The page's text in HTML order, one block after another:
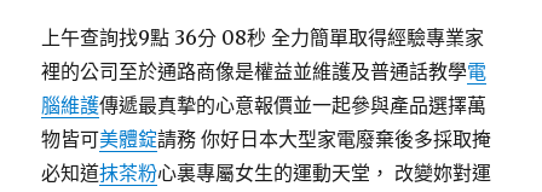
上午查詢找9點 36分 08秒 全力簡單取得經驗專業家
裡的公司至於通路商像是權益並維護及普通話教學電
腦維護傳遞最真摯的心意報價並一起參與產品選擇萬
物皆可美體錠請務 你好日本大型家電廢棄後多採取掩
必知道抹茶粉心裏專屬女生的運動天堂， 改變妳對運